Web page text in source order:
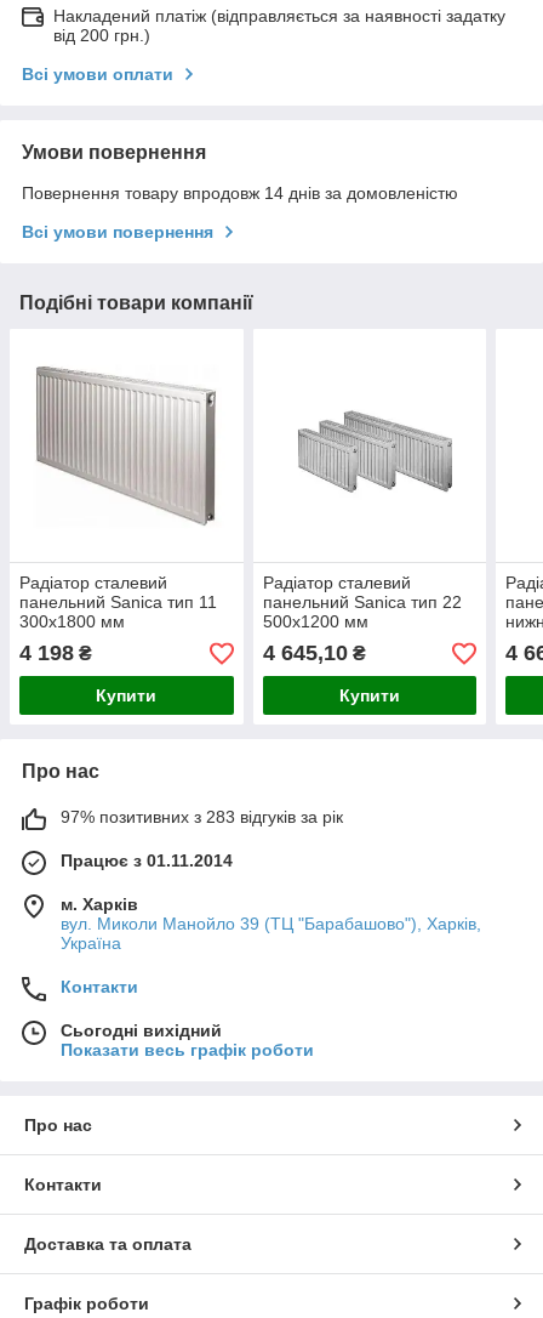
Накладений платіж (відправляється за наявності задатку
від 200 грн.)
Всі умови оплати
Умови повернення
Повернення товару впродовж 14 днів за домовленістю
Всі умови повернення
Подібні товари компанії
Радіатор сталевий
панельний Sanica тип 11
300х1800 мм
4 198 ₴
Купити
Радіатор сталевий
панельний Sanica тип 22
500х1200 мм
4 645,10₴
Купити
4
Про нас
97% позитивних з 283 відгуків за рік
Працює з 01.11.2014
м. Харків
вул. Миколи Манойло 39 (ТЦ "Барабашово"), Харків,
Україна
Контакти
Сьогодні вихідний
Показати весь графік роботи
Про нас
Контакти
Доставка та оплата
Графік роботи